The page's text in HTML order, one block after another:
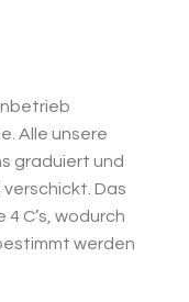
Alle unsere
graduiert und
Das
C’s, wodurch
werden